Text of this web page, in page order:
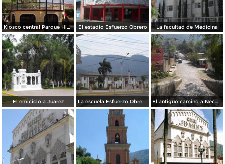
Kiosco central Parque Hidalgo El estadio Esfuerzo Obrero La facultad de Medicina
El emiciclo a Juarez La escuela Esfuerzo Obrero El antiguo camino a Necoxtla